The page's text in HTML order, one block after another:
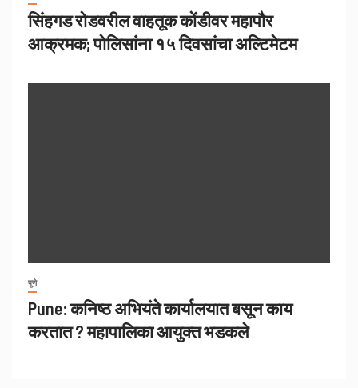
सिंहगड रोडवरील वाहतूक कोंडीवर महापौर
आक्रमक; पोलिसांना १५ दिवसांचा अल्टिमेटम
पुणे
Pune: कनिष्ठ अभियंते कार्यालयात बसून काय
करतात ? महापालिका आयुक्त भडकले